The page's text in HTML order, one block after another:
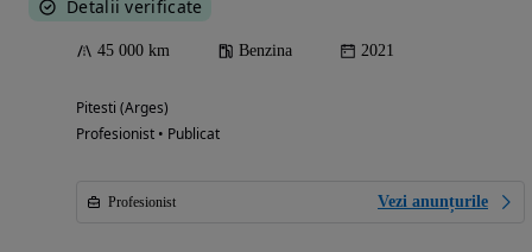
Detalii verificate
45 000 km Benzina 2021
Pitesti (Arges)
Profesionist • Publicat
Profesionist Vezi anunțurile